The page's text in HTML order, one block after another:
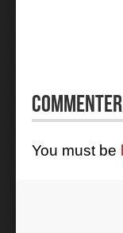
Commenter
You must be